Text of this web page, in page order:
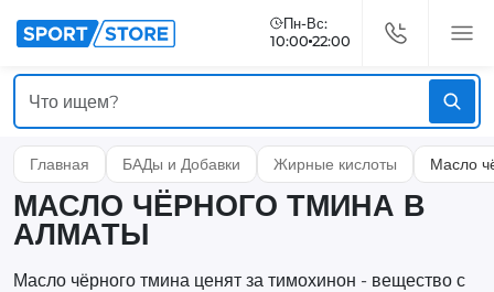
Пн-Вс:
10:00 22:00
Главная БАДы и Добавки Жирные кислоты Масло
МАСЛО ЧЁРНОГО ТМИНА В
АЛМАТЫ
Масло чёрного тмина ценят за тимохинон - вещество с